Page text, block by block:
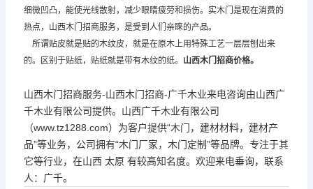
细微凹凸，能使光线散射，减少眼睛疲劳和损伤。实木门是现在消费的
热点，山西木门招商服务，是受到人们亲睐的产品。
所谓贴皮就是贴的木纹皮，就是在原木上用特殊工艺一层层刨出来
的。区别于贴纸，贴纸就是带有木纹的纸。 山西木门招商价格。
山西木门招商服务-山西木门招商-广千木业来电咨询由山西广
千木业有限公司提供。山西广千木业有限公司
（www.tz1288.com）为客户提供“木门，建材材料，建材产
品”等业务，公司拥有“木门厂家，木门定制”等品牌。专注于其
它等行业，在山西 太原 有较高知名度。欢迎来电垂询，联系
人：广千。